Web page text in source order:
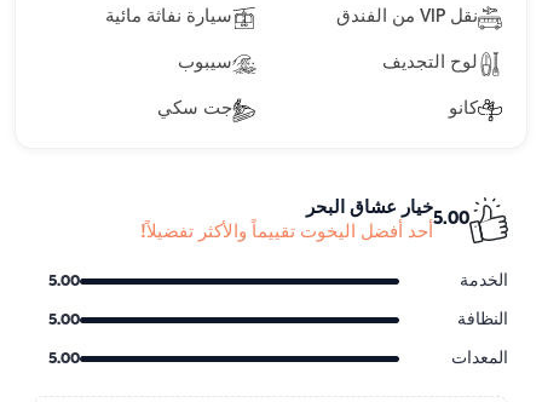
نقل VIP من الفندق سيارة نفاثة مائية
لوح التجديف سيبوب
كانو جت سكي
5.00
خيار عشاق البحر
أحد أفضل اليخوت تقييماً والأكثر تفضيلاً!
الخدمة 5.00
النظافة 5.00
المعدات 5.00